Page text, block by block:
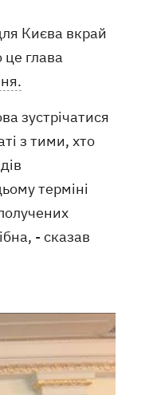
Києва вкрай
глава
зустрічатися
з тими, хто
терміні
- сказав